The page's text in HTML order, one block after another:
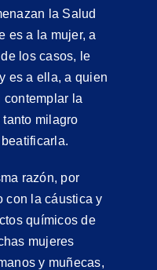
la Salud
es a la mujer, a
los casos, le
es a ella, a quien
la
milagro
razón, por
con la cáustica y
químicos de
mujeres
y muñecas,